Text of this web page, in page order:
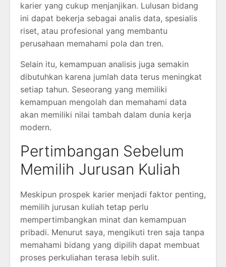
karier yang cukup menjanjikan. Lulusan bidang
ini dapat bekerja sebagai analis data, spesialis
riset, atau profesional yang membantu
perusahaan memahami pola dan tren.
Selain itu, kemampuan analisis juga semakin
dibutuhkan karena jumlah data terus meningkat
setiap tahun. Seseorang yang memiliki
kemampuan mengolah dan memahami data
akan memiliki nilai tambah dalam dunia kerja
modern.
Pertimbangan Sebelum
Memilih Jurusan Kuliah
Meskipun prospek karier menjadi faktor penting,
memilih jurusan kuliah tetap perlu
mempertimbangkan minat dan kemampuan
pribadi. Menurut saya, mengikuti tren saja tanpa
memahami bidang yang dipilih dapat membuat
proses perkuliahan terasa lebih sulit.